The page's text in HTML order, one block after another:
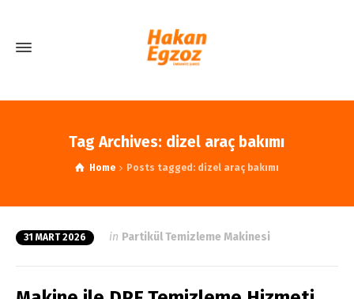
Tag Archives: dizel araç bakımı
Home Posts tagged: dizel araç bakımı
31 MART 2026 in Partikül Temizleme Makinesi